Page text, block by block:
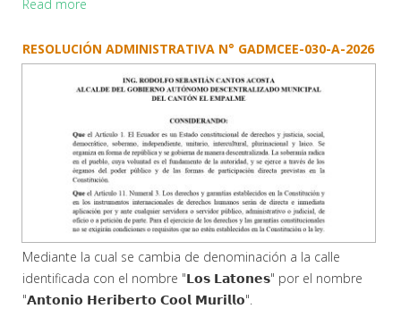
Read more
RESOLUCIÓN ADMINISTRATIVA N° GADMCEE-030-A-2026
Mediante la cual se cambia de denominación a la calle
identificada con el nombre "𝗟𝗼𝘀 𝗟𝗮𝘁𝗼𝗻𝗲𝘀" por el nombre
"𝗔𝗻𝘁𝗼𝗻𝗶𝗼 𝗛𝗲𝗿𝗶𝗯𝗲𝗿𝘁𝗼 𝗖𝗼𝗼𝗹 𝗠𝘂𝗿𝗶𝗹𝗹𝗼".